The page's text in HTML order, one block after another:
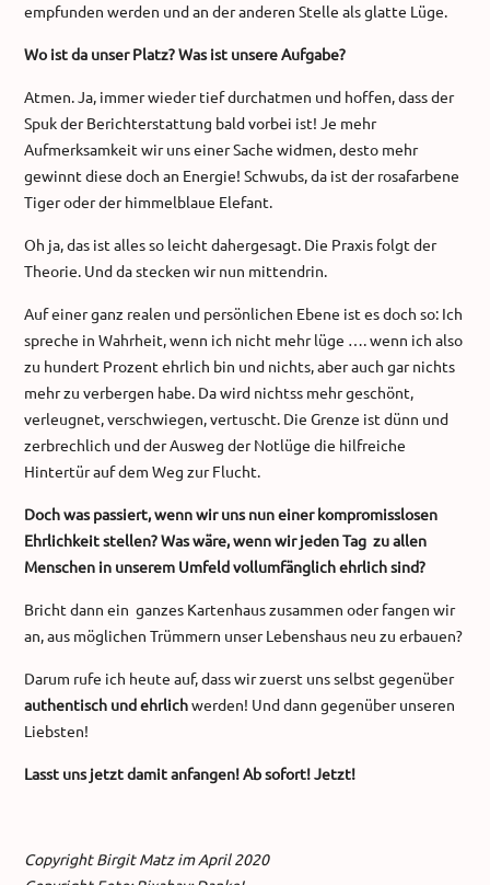
empfunden werden und an der anderen Stelle als glatte Lüge.
Wo ist da unser Platz? Was ist unsere Aufgabe?
Atmen. Ja, immer wieder tief durchatmen und hoffen, dass der
Spuk der Berichterstattung bald vorbei ist! Je mehr
Aufmerksamkeit wir uns einer Sache widmen, desto mehr
gewinnt diese doch an Energie! Schwubs, da ist der rosafarbene
Tiger oder der himmelblaue Elefant.
Oh ja, das ist alles so leicht dahergesagt. Die Praxis folgt der
Theorie. Und da stecken wir nun mittendrin.
Auf einer ganz realen und persönlichen Ebene ist es doch so: Ich
spreche in Wahrheit, wenn ich nicht mehr lüge …. wenn ich also
zu hundert Prozent ehrlich bin und nichts, aber auch gar nichts
mehr zu verbergen habe. Da wird nichtss mehr geschönt,
verleugnet, verschwiegen, vertuscht. Die Grenze ist dünn und
zerbrechlich und der Ausweg der Notlüge die hilfreiche
Hintertür auf dem Weg zur Flucht.
Doch was passiert, wenn wir uns nun einer kompromisslosen
Ehrlichkeit stellen? Was wäre, wenn wir jeden Tag zu allen
Menschen in unserem Umfeld vollumfänglich ehrlich sind?
Bricht dann ein ganzes Kartenhaus zusammen oder fangen wir
an, aus möglichen Trümmern unser Lebenshaus neu zu erbauen?
Darum rufe ich heute auf, dass wir zuerst uns selbst gegenüber
authentisch und ehrlichwerden! Und dann gegenüber unseren
Liebsten!
Lasst uns jetzt damit anfangen! Ab sofort! Jetzt!
Copyright Birgit Matz im April 2020